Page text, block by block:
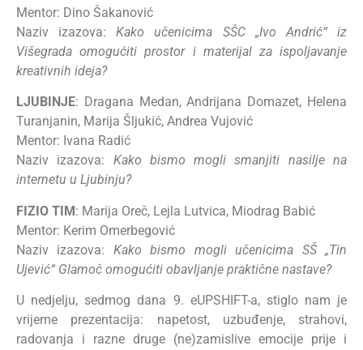
Mentor: Dino Šakanović
Naziv izazova:Kako učenicima SŠC „Ivo Andrić“ iz
Višegrada omogućiti prostor i materijal za ispoljavanje
kreativnih ideja?
LJUBINJE: Dragana Medan, Andrijana Domazet, Helena
Turanjanin, Marija Šljukić, Andrea Vujović
Mentor: Ivana Radić
Naziv izazova: Kako bismo mogli smanjiti nasilje na
internetu u Ljubinju?
FIZIO TIM: Marija Oreč, Lejla Lutvica, Miodrag Babić
Mentor: Kerim Omerbegović
Naziv izazova: Kako bismo mogli učenicima SŠ „Tin
Ujević“ Glamoč omogućiti obavljanje praktične nastave?
U nedjelju, sedmog dana 9. eUPSHIFT-a, stiglo nam je
vrijeme prezentacija: napetost, uzbuđenje, strahovi,
radovanja i razne druge (ne)zamislive emocije prije i